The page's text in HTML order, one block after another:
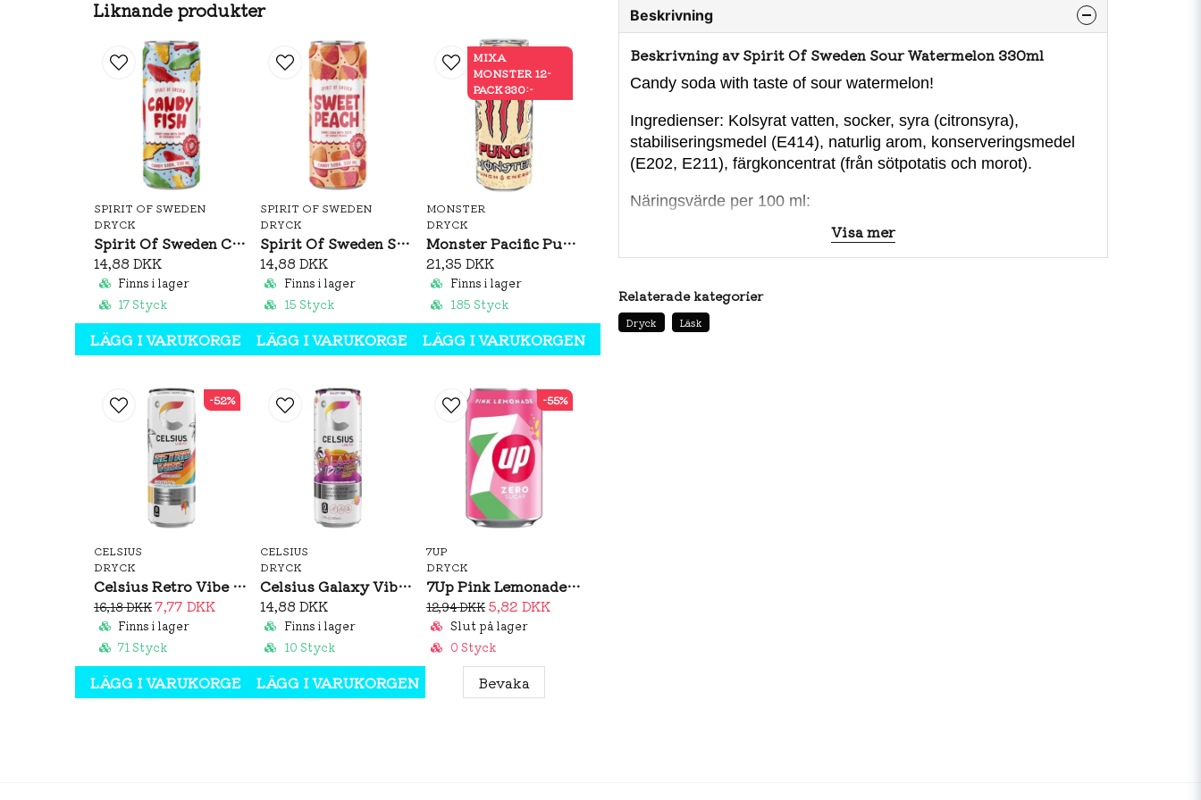
Liknande produkter
SPIRIT OF SWEDEN
DRYCK
Spirit Of Sweden Candy Fish 330ml
14,88 DKK
Finns i lager
17 Styck
LÄGG I VARUKORGEN
SPIRIT OF SWEDEN
DRYCK
Spirit Of Sweden Sweet Peach 330ml
14,88 DKK
Finns i lager
15 Styck
LÄGG I VARUKORGEN
MONSTER
DRYCK
Monster Pacific Punch 500ml
21,35 DKK
Finns i lager
185 Styck
LÄGG I VARUKORGEN
MIXA
MONSTER 12-
PACK 330:-
CELSIUS
DRYCK
Celsius Retro Vibe 355ml
16,18 DKK 7,77 DKK
Finns i lager
71 Styck
LÄGG I VARUKORGEN
-52%
CELSIUS
DRYCK
Celsius Galaxy Vibe 355ml
14,88 DKK
Finns i lager
10 Styck
LÄGG I VARUKORGEN
7UP
DRYCK
7Up Pink Lemonade Zero 330ml (BF: 02/2026)
12,94 DKK 5,82 DKK
Slut på lager
0 Styck
Bevaka
-55%
Beskrivning
Beskrivning av Spirit Of Sweden Sour Watermelon 330ml
Candy soda with taste of sour watermelon!
Ingredienser: Kolsyrat vatten, socker, syra (citronsyra),
stabiliseringsmedel (E414), naturlig arom, konserveringsmedel
(E202, E211), färgkoncentrat (från sötpotatis och morot).
Näringsvärde per 100 ml:
Kolhydrater
varav sockerarter
Visa mer
Relaterade kategorier
Dryck Läsk